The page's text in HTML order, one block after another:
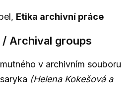
Etika archivní práce
Archival groups
v archivním souboru
(Helena Kokešová a